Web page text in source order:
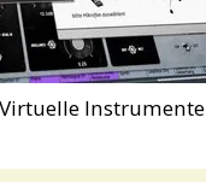
Virtuelle Instrumente